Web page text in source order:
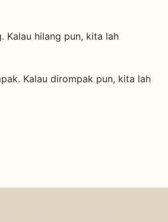
Kalau hilang pun, kita lah
Kalau dirompak pun, kita lah